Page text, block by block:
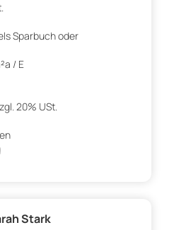
Sparbuch oder
/ E
20% USt.
Stark